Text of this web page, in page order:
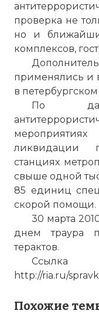
проверка не
но и
комплексов,
применялись и
в
По
ликвидации
станциях
свыше одной
85 единиц
скорой помощи.
30 марта
днем траура
терактов.
http://ria.ru/
Похожие
Взрывы в
Имя:
Комментарий:
Проверочный
Вернуться в